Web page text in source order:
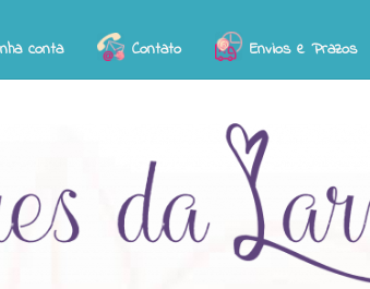
conta Contato Envios e Prazos